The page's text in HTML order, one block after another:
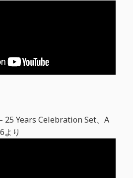
Years Celebration Set、A
より